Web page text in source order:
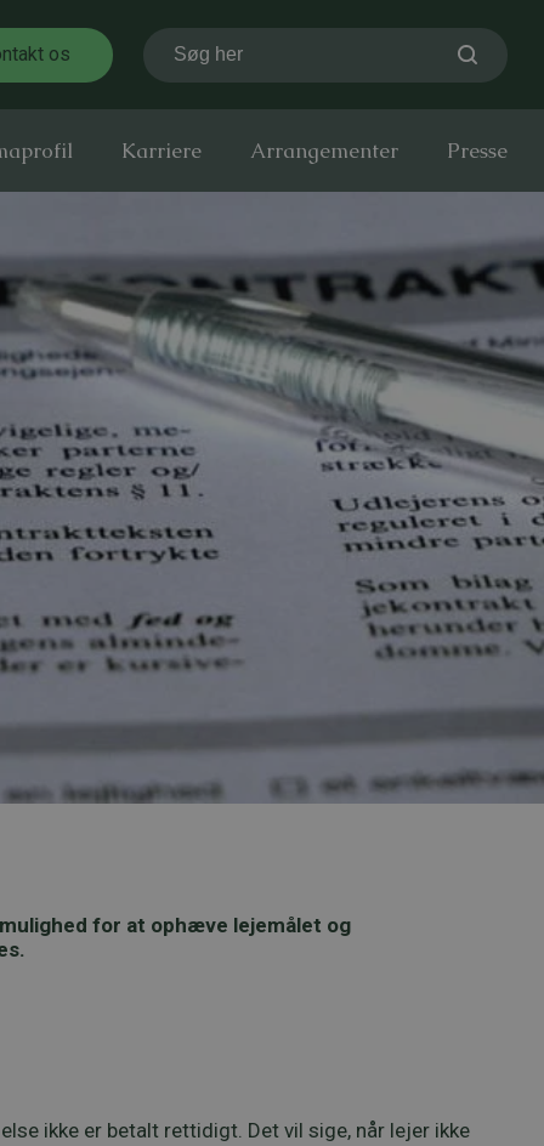
os Søg her
Karriere Arrangementer Presse
for at ophæve lejemålet og
ikke er betalt rettidigt. Det vil sige, når lejer ikke